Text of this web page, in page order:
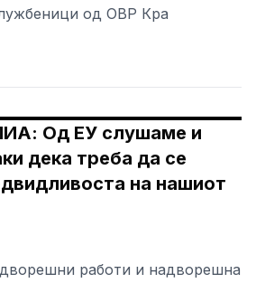
од ОВР Кра
Од ЕУ слушаме и
дека треба да се
на нашиот
работи и надворешна